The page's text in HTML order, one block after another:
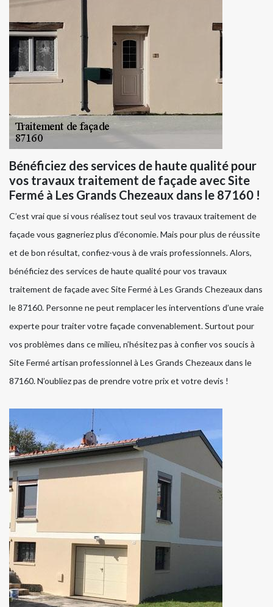
Bénéficiez des services de haute qualité pour
vos travaux traitement de façade avec Site
Fermé à Les Grands Chezeaux dans le 87160 !
C’est vrai que si vous réalisez tout seul vos travaux traitement de
façade vous gagneriez plus d’économie. Mais pour plus de réussite
et de bon résultat, confiez-vous à de vrais professionnels. Alors,
bénéficiez des services de haute qualité pour vos travaux
traitement de façade avec Site Fermé à Les Grands Chezeaux dans
le 87160. Personne ne peut remplacer les interventions d’une vraie
experte pour traiter votre façade convenablement. Surtout pour
vos problèmes dans ce milieu, n’hésitez pas à confier vos soucis à
Site Fermé artisan professionnel à Les Grands Chezeaux dans le
87160. N’oubliez pas de prendre votre prix et votre devis !